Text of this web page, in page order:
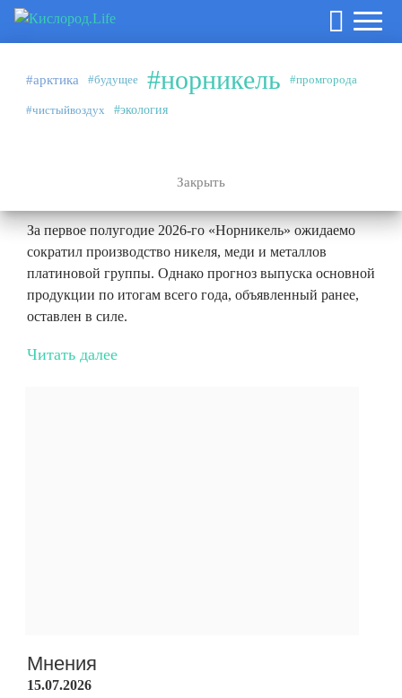
#арктика #будущее #норникель #промгорода
#чистыйвоздух #экология
Закрыть
Аналитика
27.07.2026
За первое полугодие 2026-го «Норникель» ожидаемо
сократил производство никеля, меди и металлов
платиновой группы. Однако прогноз выпуска основной
продукции по итогам всего года, объявленный ранее,
оставлен в силе.
Читать далее
Мнения
15.07.2026